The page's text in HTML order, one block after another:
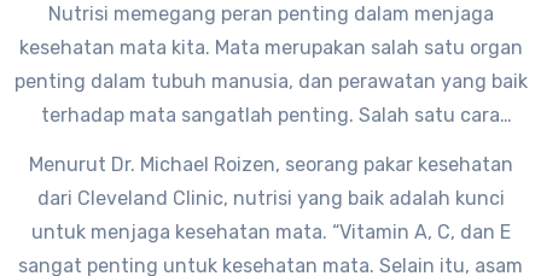
Nutrisi memegang peran penting dalam menjaga
kesehatan mata kita. Mata merupakan salah satu organ
penting dalam tubuh manusia, dan perawatan yang baik
terhadap mata sangatlah penting. Salah satu cara
mengonsumsi makanan yang kaya akan nutrisi.
Menurut Dr. Michael Roizen, seorang pakar kesehatan
dari Cleveland Clinic, nutrisi yang baik adalah kunci
untuk menjaga kesehatan mata. “Vitamin A, C, dan E
sangat penting untuk kesehatan mata. Selain itu, asam